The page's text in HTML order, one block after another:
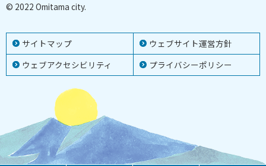
サイトマップ
ウェブサイト運営方針
ウェブアクセシビリティ
プライバシーポリシー
© 2022 Omitama city.